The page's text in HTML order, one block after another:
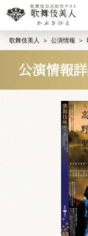
歌舞伎美人 公演情報
公演情報